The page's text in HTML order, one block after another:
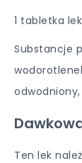
1 tabletka
Substancje
Ten lek